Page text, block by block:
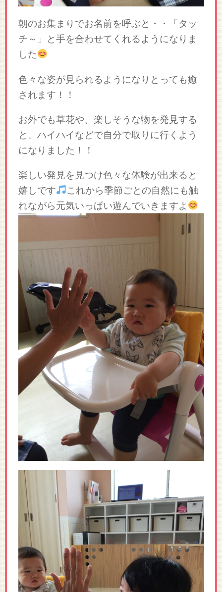
朝のお集まりでお名前を呼ぶと・・「タッ
チ～」と手を合わせてくれるようになりま
した
色々な姿が見られるようになりとっても癒
されます！！
お外でも草花や、楽しそうな物を発見する
と、ハイハイなどで自分で取りに行くよう
になりました！！
楽しい発見を見つけ色々な体験が出来ると
嬉しです
これから季節ごとの自然にも触
れながら元気いっぱい遊んでいきますよ